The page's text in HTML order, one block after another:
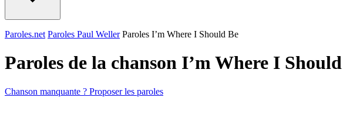
Paroles.net Paroles Paul Weller Paroles I’m Where I Should Be
Paroles de la chanson I’m Where I
Chanson manquante ? Proposer les paroles